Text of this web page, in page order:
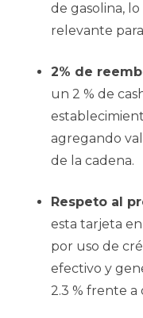
de gasolina,
relevante
2% de
un 2 % de
agregando
de la cadena.
Respeto al
esta tarjeta
por uso de
efectivo y
2.3 % frente a